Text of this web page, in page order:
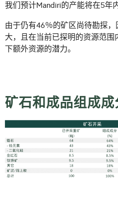
我们预计Mandiri的产能将在5年
由于仍有46％的矿区尚待勘探
大，且在当前已探明的资源范
下额外资源的潜力。
矿石和成品组成